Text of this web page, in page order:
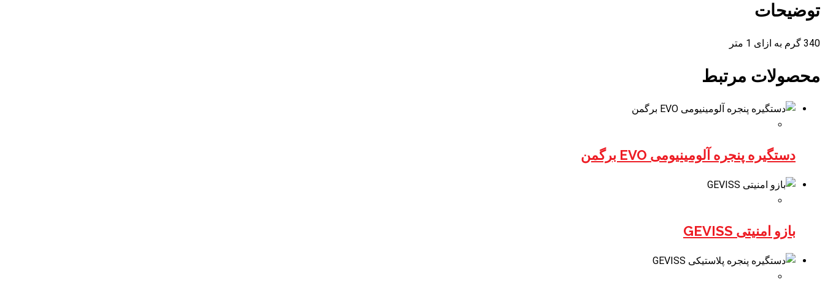
توضیحات
340 گرم به ازای 1 متر
محصولات مرتبط
دستگیره پنجره آلومینیومی EVO برگمن
بازو امنیتی GEVISS